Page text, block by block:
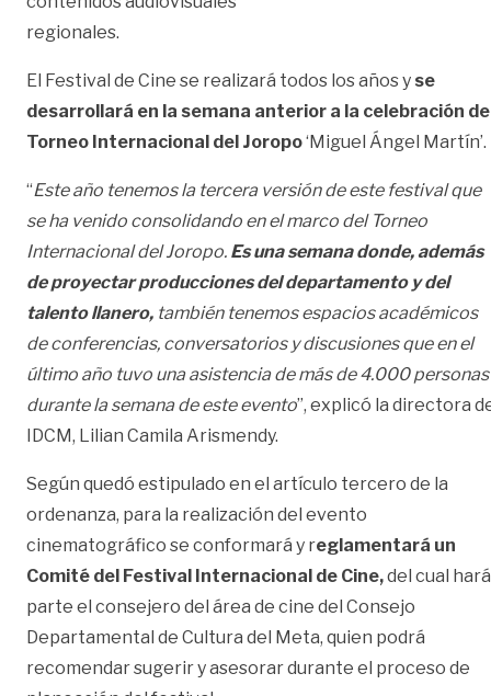
regionales.
El Festival de Cine se realizará todos los años y se
desarrollará en la semana anterior a la celebración
Torneo Internacional del Joropo‘Miguel Ángel Martín’.
“Este año tenemos la tercera versión de este festival que
se ha venido consolidando en el marco del Torneo
Internacional del Joropo. Es una semana donde, además
de proyectar producciones del departamento y del
talento llanero, también tenemos espacios académicos
de conferencias, conversatorios y discusiones que en el
último año tuvo una asistencia de más de 4.000 personas
durante la semana de este evento”, explicó la directora
IDCM, Lilian Camila Arismendy.
Según quedó estipulado en el artículo tercero de la
ordenanza, para la realización del evento
cinematográfico se conformará y reglamentará un
Comité del Festival Internacional de Cine,del cual hará
parte el consejero del área de cine del Consejo
Departamental de Cultura del Meta, quien podrá
recomendar sugerir y asesorar durante el proceso de